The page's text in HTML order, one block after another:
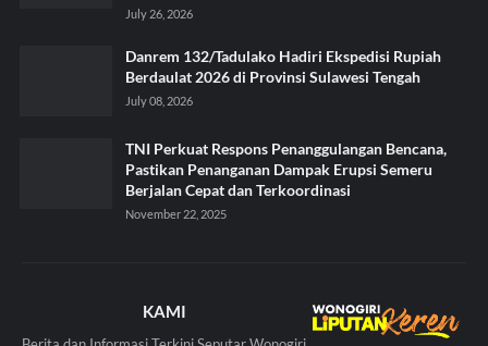
July 26, 2026
Danrem 132/Tadulako Hadiri Ekspedisi Rupiah
Berdaulat 2026 di Provinsi Sulawesi Tengah
July 08, 2026
TNI Perkuat Respons Penanggulangan Bencana,
Pastikan Penanganan Dampak Erupsi Semeru
Berjalan Cepat dan Terkoordinasi
November 22, 2025
KAMI